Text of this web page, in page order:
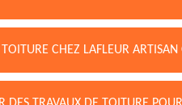
CHEZ LAFLEUR